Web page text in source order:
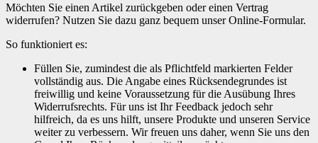
Möchten Sie einen Artikel zurückgeben oder einen Vertrag
widerrufen? Nutzen Sie dazu ganz bequem unser Online-Formular.
So funktioniert es:
Füllen Sie, zumindest die als Pflichtfeld markierten Felder
vollständig aus. Die Angabe eines Rücksendegrundes ist
freiwillig und keine Voraussetzung für die Ausübung Ihres
Widerrufsrechts. Für uns ist Ihr Feedback jedoch sehr
hilfreich, da es uns hilft, unsere Produkte und unseren Service
weiter zu verbessern. Wir freuen uns daher, wenn Sie uns den